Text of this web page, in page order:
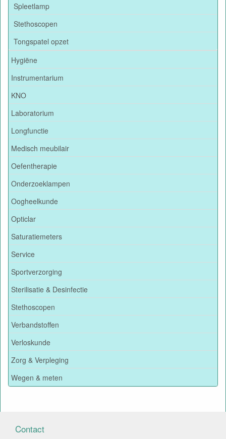
Spleetlamp
Stethoscopen
Tongspatel opzet
Hygiëne
Instrumentarium
KNO
Laboratorium
Longfunctie
Medisch meubilair
Oefentherapie
Onderzoeklampen
Oogheelkunde
Opticlar
Saturatiemeters
Service
Sportverzorging
Sterilisatie & Desinfectie
Stethoscopen
Verbandstoffen
Verloskunde
Zorg & Verpleging
Wegen & meten
Contact